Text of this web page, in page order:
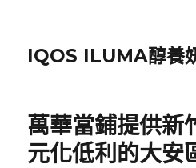
IQOS ILUMA醇養
萬華當鋪提供新
元化低利的大安